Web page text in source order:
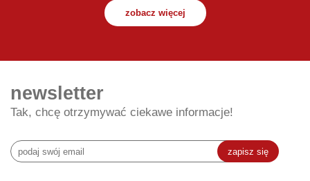
zobacz więcej
newsletter
Tak, chcę otrzymywać ciekawe informacje!
zapisz się